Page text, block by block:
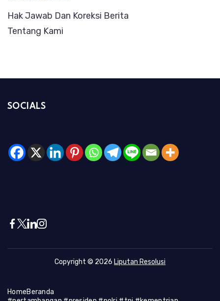
Hak Jawab Dan Koreksi Berita
Tentang Kami
SOCIALS
Copyright © 2026 Liputan Resolusi
HomeBeranda